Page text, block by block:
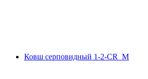
Ковш серповидный 1-2-СR_M